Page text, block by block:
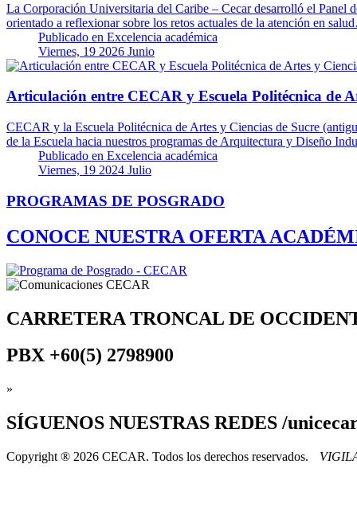
La Corporación Universitaria del Caribe – Cecar desarrolló el Panel
orientado a reflexionar sobre los retos actuales de la atención en
Publicado en Excelencia académica
Viernes, 19 2026 Junio
Articulación entre CECAR y Escuela Politécnica de
CECAR y la Escuela Politécnica de Artes y Ciencias de Sucre
de la Escuela hacia nuestros programas de Arquitectura y Diseño
Publicado en Excelencia académica
Viernes, 19 2024 Julio
PROGRAMAS DE POSGRADO
CONOCE NUESTRA OFERTA
CARRETERA TRONCAL DE
PBX +60(5) 2798900
»
SÍGUENOS NUESTRAS REDES /
Copyright ® 2026 CECAR. Todos los derechos reservados.